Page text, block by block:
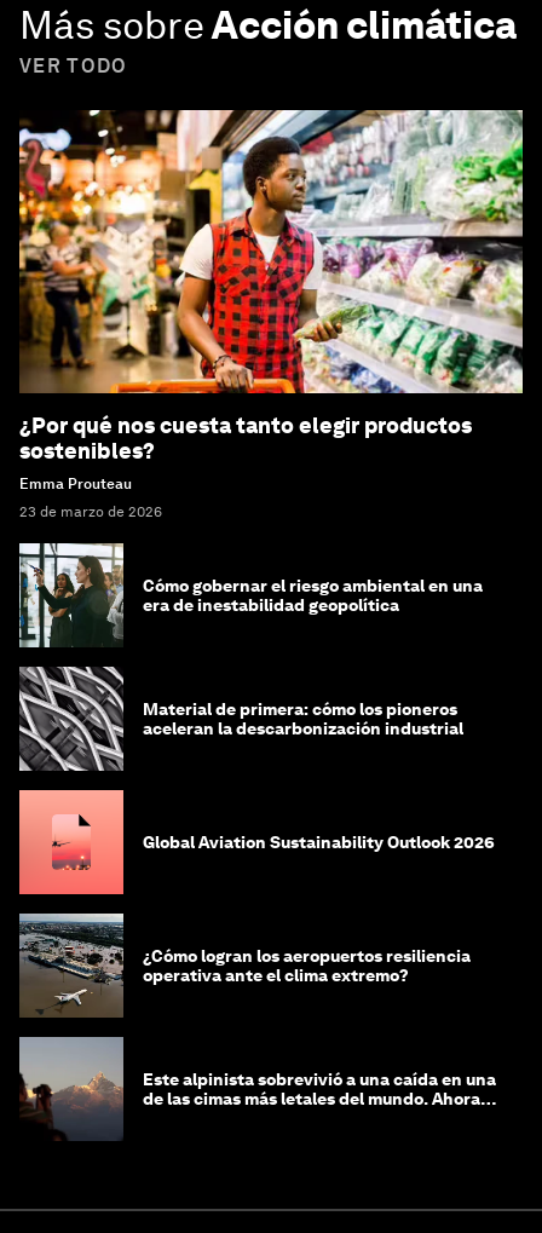
Más sobreAcción climática
VER TODO
¿Por qué nos cuesta tanto elegir productos
sostenibles?
Emma Prouteau
23 de marzo de 2026
Cómo gobernar el riesgo ambiental en una
era de inestabilidad geopolítica
Material de primera: cómo los pioneros
aceleran la descarbonización industrial
Global Aviation Sustainability Outlook 2026
¿Cómo logran los aeropuertos resiliencia
operativa ante el clima extremo?
Este alpinista sobrevivió a una caída en una
de las cimas más letales del mundo. Ahora